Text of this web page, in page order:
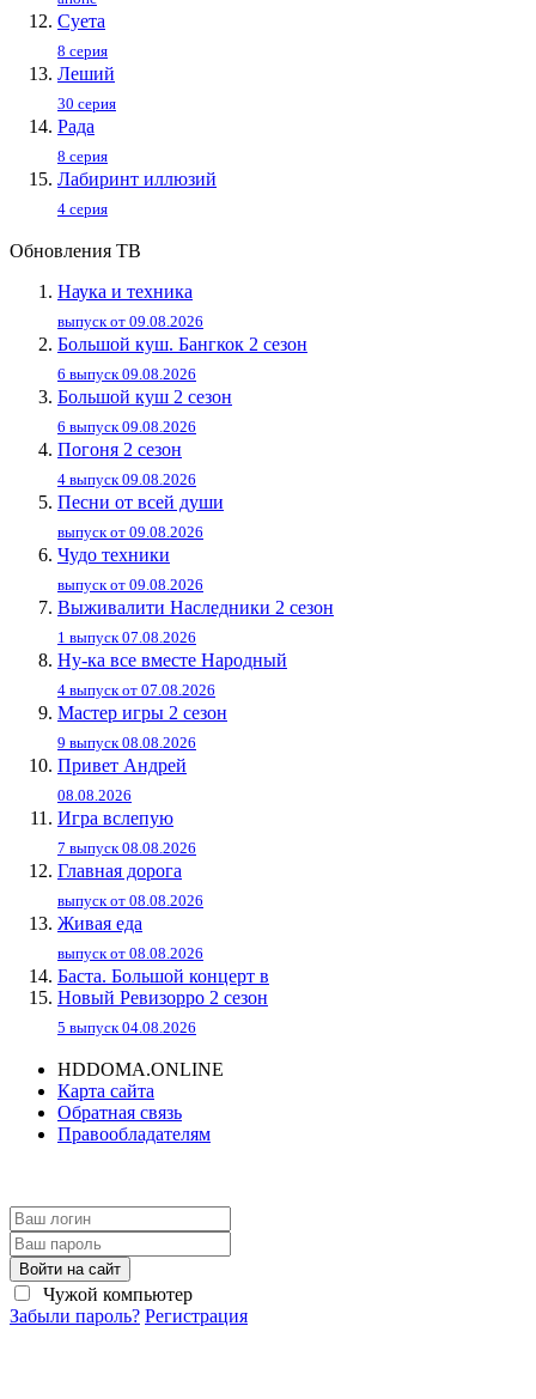
Суета
8 серия
Леший
30 серия
Рада
8 серия
Лабиринт иллюзий
4 серия
Обновления ТВ
Наука и техника
выпуск от 09.08.2026
Большой куш. Бангкок 2 сезон
6 выпуск 09.08.2026
Большой куш 2 сезон
6 выпуск 09.08.2026
Погоня 2 сезон
4 выпуск 09.08.2026
Песни от всей души
выпуск от 09.08.2026
Чудо техники
выпуск от 09.08.2026
Выживалити Наследники 2 сезон
1 выпуск 07.08.2026
Ну-ка все вместе Народный
4 выпуск от 07.08.2026
Мастер игры 2 сезон
9 выпуск 08.08.2026
Привет Андpей
08.08.2026
Игра вслепую
7 выпуск 08.08.2026
Главная дорога
выпуск от 08.08.2026
Живaя eдa
выпуск от 08.08.2026
Баста. Большой концерт в
Новый Ревизорро 2 сезон
5 выпуск 04.08.2026
HDDOMA.ONLINE
Карта сайта
Обратная связь
Правообладателям
Войти на сайт
Чужой компьютер
Забыли пароль? Регистрация